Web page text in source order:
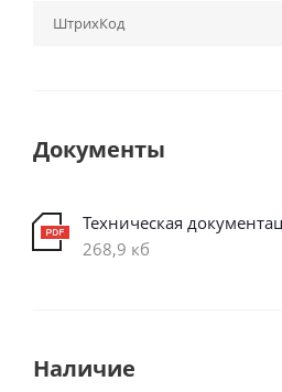
ШтрихКод
Документы
Техническая
268,9 кб
Наличие